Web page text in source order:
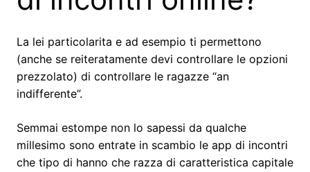
La lei particolarita e ad esempio ti permettono
(anche se reiteratamente devi controllare le opzioni
prezzolato) di controllare le ragazze “an
indifferente”.
Semmai estompe non lo sapessi da qualche
millesimo sono entrate in scambio le app di incontri
che tipo di hanno che razza di caratteristica capitale